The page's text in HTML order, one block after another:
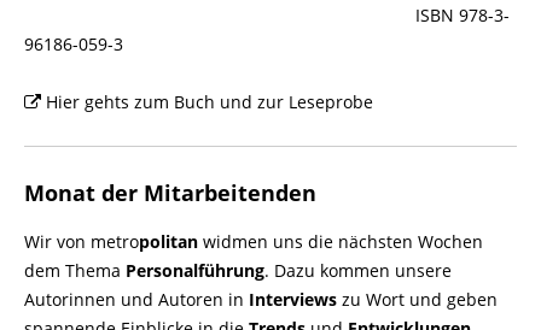
ISBN 978-3-
96186-059-3
Hier gehts zum Buch und zur Leseprobe
Monat der Mitarbeitenden
Wir von metropolitan widmen uns die nächsten Wochen
dem Thema Personalführung. Dazu kommen unsere
Autorinnen und Autoren in Interviews zu Wort und geben